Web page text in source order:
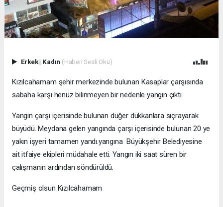
Erkek| Kadın (Haberi Sesli Oku)
Kızılcahamam şehir merkezinde bulunan Kasaplar çarşısında
sabaha karşı henüz bilinmeyen bir nedenle yangın çıktı.
Yangın çarşı içerisinde bulunan düğer dükkanlara sıçrayarak
büyüdü. Meydana gelen yangında çarşı içerisinde bulunan 20 ye
yakın işyeri tamamen yandı.yangına Büyükşehir Belediyesine
ait itfaiye ekipleri müdahale etti. Yangın iki saat süren bir
çalışmanın ardından söndürüldü.
Geçmiş olsun Kızılcahamam